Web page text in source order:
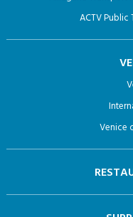
ACTV Public
Venice